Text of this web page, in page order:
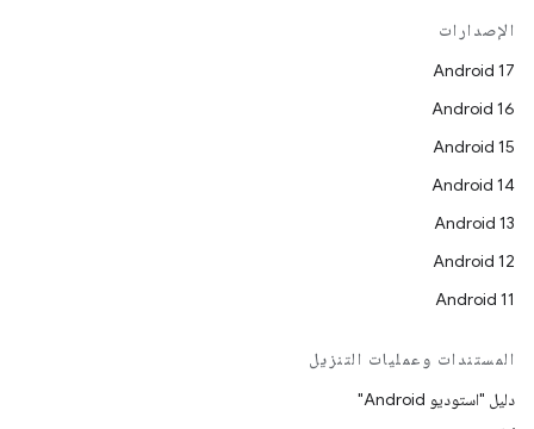
الإصدارات
Android 17
Android 16
Android 15
Android 14
Android 13
Android 12
Android 11
المستندات وعمليات التنزيل
دليل "استوديو Android"